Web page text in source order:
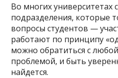
Во многих университетах
подразделения, которые
вопросы студентов —
работают по принципу
можно обратиться с
проблемой, и быть
найдется.